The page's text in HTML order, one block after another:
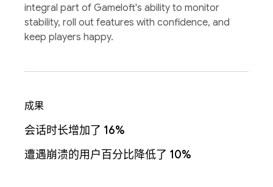
integral part of Gameloft's ability to monitor
stability, roll out features with confidence, and
keep players happy.
成果
会话时长增加了 16%
遭遇崩溃的用户百分比降低了 10%